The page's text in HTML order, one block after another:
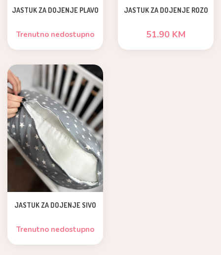
JASTUK ZA DOJENJE PLAVO
Trenutno nedostupno
JASTUK ZA DOJENJE ROZO
51.90 KM
JASTUK ZA DOJENJE SIVO
Trenutno nedostupno